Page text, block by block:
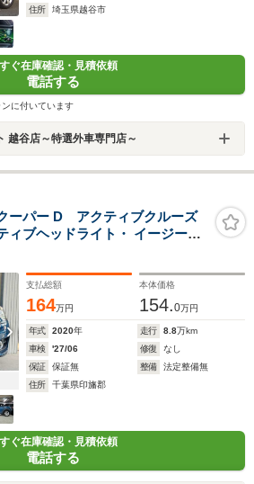
住所
埼玉県越谷市
ぐ在庫確認・見積依頼
電話する
に付いています
越谷店～特選外車専門店～
ーパー D アクティブクルーズ
ィブヘッドライト・ イージーオ
セス・エキサイトメントパッ
HDDナビ・Bluetooth・ETC・バ
支払総額
164万円
本体価格
154.0万円
年式 2020年 走行 8.8万km
車検
'27/06 修復
なし
保証
保証無 整備
法定整備無
住所
千葉県印旛郡
ぐ在庫確認・見積依頼
電話する